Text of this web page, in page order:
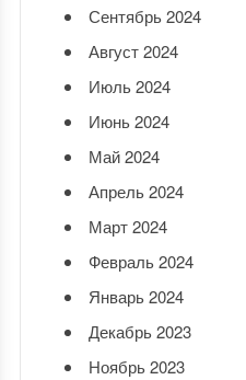
Сентябрь 2024
Август 2024
Июль 2024
Июнь 2024
Май 2024
Апрель 2024
Март 2024
Февраль 2024
Январь 2024
Декабрь 2023
Ноябрь 2023